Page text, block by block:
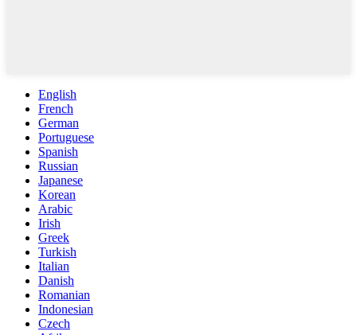
English
French
German
Portuguese
Spanish
Russian
Japanese
Korean
Arabic
Irish
Greek
Turkish
Italian
Danish
Romanian
Indonesian
Czech